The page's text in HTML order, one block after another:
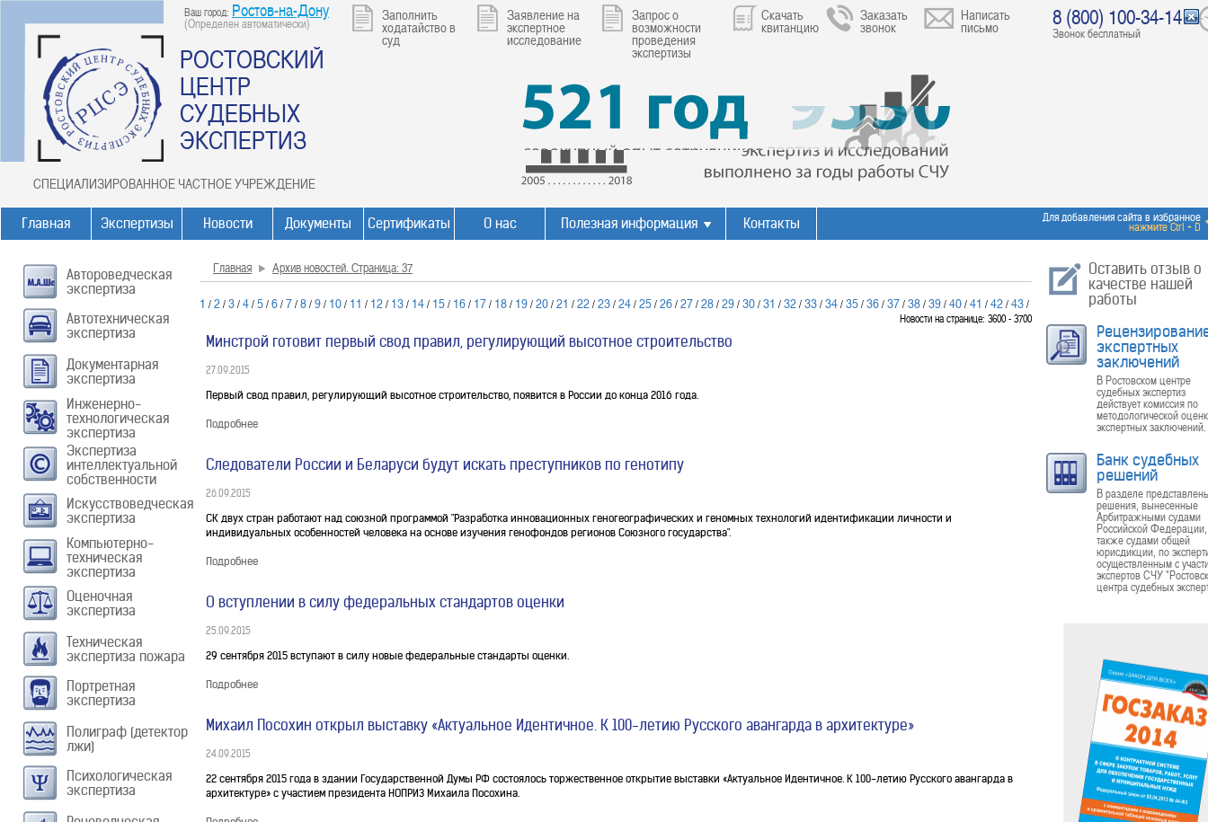
Ваш город: Ростов-на-Дону
(Определен автоматически)
РОСТОВСКИЙ
ЦЕНТР
СУДЕБНЫХ
ЭКСПЕРТИЗ
СПЕЦИАЛИЗИРОВАННОЕ ЧАСТНОЕ УЧРЕЖДЕНИЕ
Заполнить
ходатайство в
суд
Заявление на
экспертное
исследование
Запрос о
возможности
проведения
экспертизы
Скачать
квитанцию
Заказать
звонок
Написать
письмо 8 (800) 100-34-14
Звонок бесплатный
Главная Экспертизы Новости Документы Сертификаты О нас Полезная информация Контакты Для добавления сайта в избранное
нажмите Ctrl + D
Автороведческая
экспертиза
Автотехническая
экспертиза
Документарная
экспертиза
Инженерно-
технологическая
экспертиза
Экспертиза
интеллектуальной
собственности
Искусствоведческая
экспертиза
Компьютерно-
техническая
экспертиза
Оценочная
экспертиза
Техническая
экспертиза пожара
Портретная
экспертиза
Полиграф (детектор
лжи)
Психологическая
экспертиза
Главная Архив новостей. Страница: 37
1 /2/3/4/5/6/7/8/9/ 10/ 11 / 12/ 13/ 14/ 15/ 16/ 17/ 18/ 19/20/21 /22/23/24/25/26/27/28/29/30/31 /32/33/34/35/36/37/38/39/40/41 /42/43/
Новости на странице: 3600 - 3700
Минстрой готовит первый свод правил, регулирующий высотное строительство
27.09.2015
Первый свод правил, регулирующий высотное строительство, появится в России до конца 2016 года.
Подробнее
Следователи России и Беларуси будут искать преступников по генотипу
26.09.2015
СК двух стран работают над союзной программой "Разработка инновационных геногеографических и геномных технологий идентификации личности и
индивидуальных особенностей человека на основе изучения генофондов регионов Союзного государства".
Подробнее
О вступлении в силу федеральных стандартов оценки
25.09.2015
29 сентября 2015 вступают в силу новые федеральные стандарты оценки.
Подробнее
Михаил Посохин открыл выставку «Актуальное Идентичное. К 100-летию Русского авангарда в архитектуре»
24.09.2015
22 сентября 2015 года в здании Государственной Думы РФ состоялось торжественное открытие выставки «Актуальное Идентичное. К 100-летию Русского авангарда в
архитектуре» с участием президента НОПРИЗ Михаила Посохина.
Оставить отзыв о
качестве нашей
работы
экспертных
заключений
В Ростовском центре
судебных экспертиз
действует комиссия по
методологической
экспертных заключений.
Банк судебных
решений
В разделе
решения, вынесенные
Арбитражными судами
Российской
также судами общей
юрисдикции, по
осуществленным с
экспертов СЧУ
центра судебных